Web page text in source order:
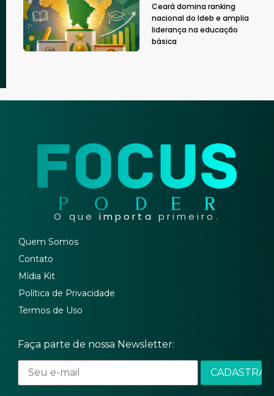
Ceará domina ranking
nacional do Ideb e amplia
liderança na educação
básica
O que importa primeiro.
Quem Somos
Contato
Mídia Kit
Política de Privacidade
Termos de Uso
Faça parte de nossa Newsletter: